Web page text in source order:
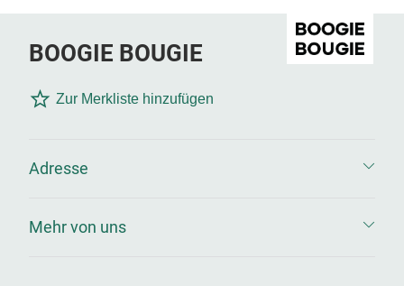
BOOGIE BOUGIE
Zur Merkliste hinzufügen
Adresse
Mehr von uns